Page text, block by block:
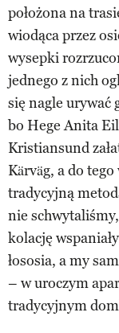
położona na
wiodąca przez
wysepki
jednego z nich
się nagle urywać
bo Hege Anita
Kristiansund
Kärväg, a do
tradycyjną
nie
kolację
łososia, a my
– w uroczym
tradycyjnym